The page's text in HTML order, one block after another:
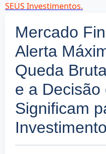
SEUS Investimentos.
Mercado
Alerta
Queda
e a Decisão
Significam